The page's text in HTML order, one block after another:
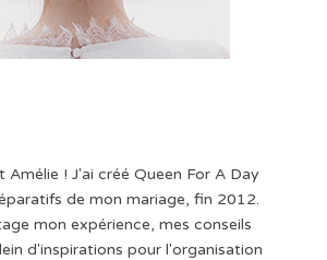
Amélie ! J'ai créé Queen For A Day
de mon mariage, fin 2012.
mon expérience, mes conseils
d'inspirations pour l'organisation